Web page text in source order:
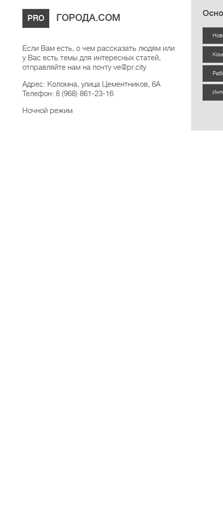
PRO ГОРОДА.COM
Если Вам есть, о чем рассказать людям или
у Вас есть темы для интересных статей,
отправляйте нам на почту ve@pr.city
Адрес: Коломна, улица Цементников, 6А
Телефон: 8 (968) 861-23-16
Ночной режим